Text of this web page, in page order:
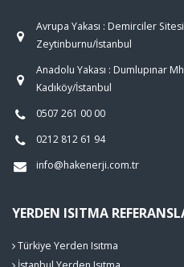
Avrupa Yakası : Demirciler
Zeytinburnu/İstanbul
Anadolu Yakası : Dumlupınar
Kadıköy/İstanbul
0507 261 00 00
0212 812 61 94
info@hakenerji.com.tr
YERDEN ISITMA
Türkiye Yerden Isıtma